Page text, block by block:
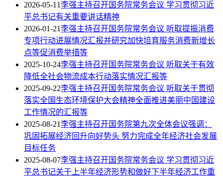
2026-05-11李强主持召开国务院常务会议 学习贯彻习近
平总书记有关重要讲话精神
2026-01-21李强主持召开国务院常务会议 听取提振消费
专项行动进展情况汇报并研究加快培育服务消费新增长
点等促消费举措等
2025-10-24李强主持召开国务院常务会议 听取关于有效
降低全社会物流成本行动落实情况汇报等
2025-09-22李强主持召开国务院常务会议 听取关于贯彻
落实全国生态环境保护大会精神全面推进美丽中国建设
工作情况的汇报等
2025-08-21李强主持召开国务院第九次全体会议强调：
巩固拓展经济回升向好势头 努力完成全年经济社会发展
目标任务
2025-08-07李强主持召开国务院常务会议 学习贯彻习近
平总书记关于上半年经济形势和做好下半年经济工作重